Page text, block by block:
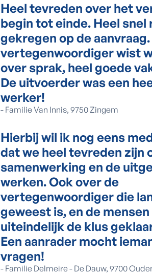
Heel tevreden over het
begin tot einde. Heel snel
gekregen op de aanvraag.
vertegenwoordiger wist
over sprak, heel goede
De uitvoerder was een
werker!
- Familie Van Innis, 9750 Zingem
Hierbij wil ik nog eens
dat we heel tevreden zijn
samenwerking en de
werken. Ook over de
vertegenwoordiger die
geweest is, en de
uiteindelijk de klus
Een aanrader mocht
vragen!
- Familie Delmeire - De Dauw, 9700